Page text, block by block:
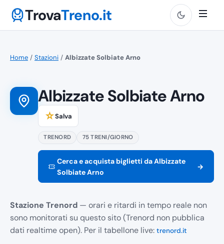
TrovaTreno.it
Home / Stazioni / Albizzate Solbiate Arno
Albizzate Solbiate Arno
☆Salva
TRENORD 75 TRENI/GIORNO
Cerca e acquista biglietti da Albizzate
Solbiate Arno
→
Stazione Trenord — orari e ritardi in tempo reale non
sono monitorati su questo sito (Trenord non pubblica
dati realtime open). Per il tabellone live: trenord.it